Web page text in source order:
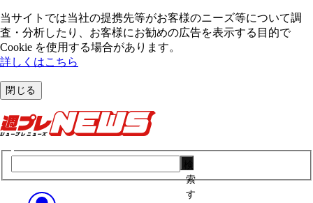
当サイトでは当社の提携先等がお客様のニーズ等について調
査・分析したり、お客様にお勧めの広告を表⽰する⽬的で
Cookie を使⽤する場合があります。
詳しくはこちら
閉じる
索
す